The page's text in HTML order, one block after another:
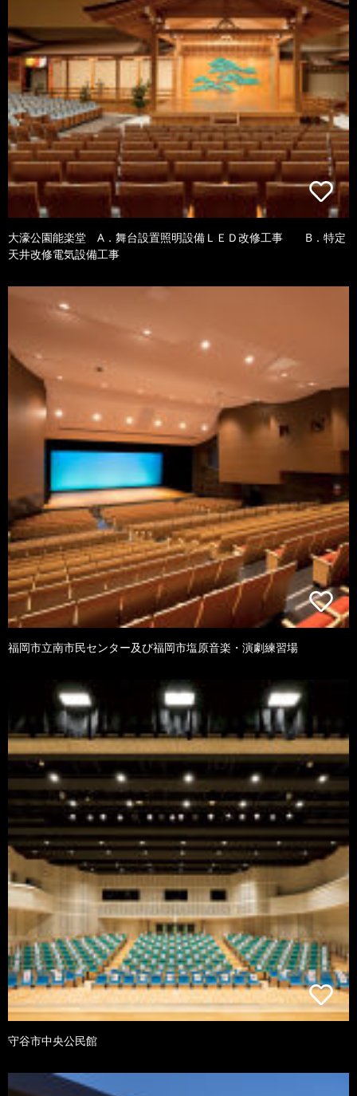
大濠公園能楽堂 A．舞台設置照明設備ＬＥＤ改修工事 B．特定
天井改修電気設備工事
福岡市立南市民センター及び福岡市塩原音楽・演劇練習場
守谷市中央公民館